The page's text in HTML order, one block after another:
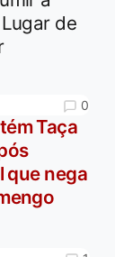
de
0
Taça
que nega